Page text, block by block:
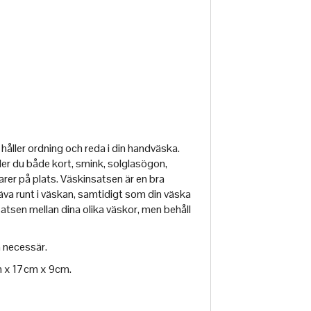
ordning och reda i din handväska.
du både kort, smink, solglasögon,
på plats. Väskinsatsen är en bra
runt i väskan, samtidigt som din väska
mellan dina olika väskor, men behåll
17cm x 9cm.